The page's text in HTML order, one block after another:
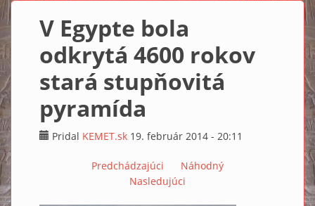
V Egypte bola
odkrytá 4600 rokov
stará stupňovitá
pyramída
Pridal KEMET.sk 19. február 2014 - 20:11
Predchádzajúci
Náhodný
Nasledujúci